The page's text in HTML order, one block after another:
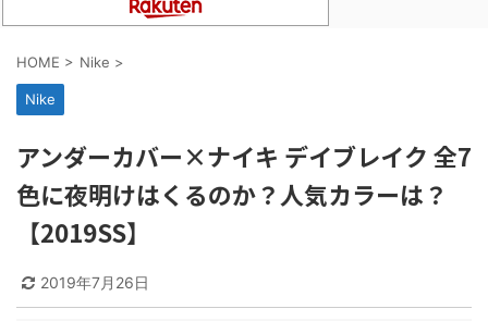
HOME > Nike >
Nike
アンダーカバー×ナイキ デイブレイク 全7
色に夜明けはくるのか？人気カラーは？
【2019SS】
2019年7月26日